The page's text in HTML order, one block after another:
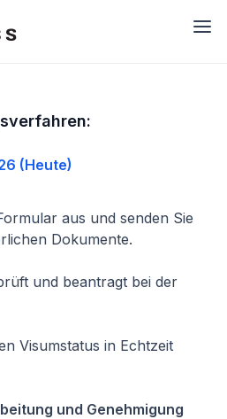
(Heute)
aus und senden Sie
Dokumente.
und beantragt bei der
Visumstatus in Echtzeit
und Genehmigung